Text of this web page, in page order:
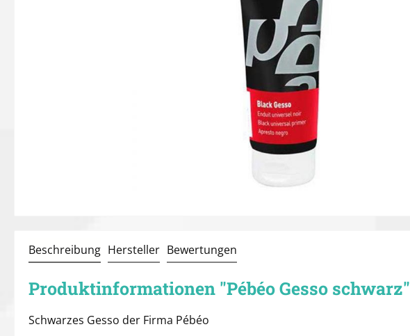
Beschreibung Hersteller Bewertungen
Produktinformationen "Pébéo Gesso schwarz"
Schwarzes Gesso der Firma Pébéo